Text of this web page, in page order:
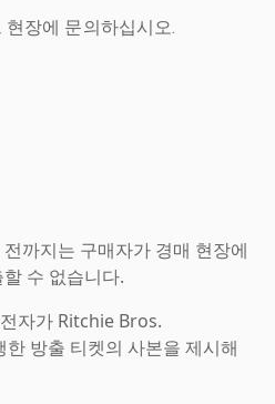
장에 문의하십시오.
까지는 구매자가 경매 현장에
수 없습니다.
자가 Ritchie Bros.
방출 티켓의 사본을 제시해